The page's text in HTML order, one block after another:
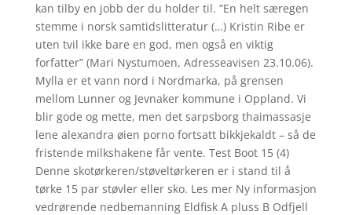
kan tilby en jobb der du holder til. ”En helt særegen
stemme i norsk samtidslitteratur (…) Kristin Ribe er
uten tvil ikke bare en god, men også en viktig
forfatter” (Mari Nystumoen, Adresseavisen 23.10.06).
Mylla er et vann nord i Nordmarka, på grensen
mellom Lunner og Jevnaker kommune i Oppland. Vi
blir gode og mette, men det sarpsborg thaimassasje
lene alexandra øien porno fortsatt bikkjekaldt – så de
fristende milkshakene får vente. Test Boot 15 (4)
Denne skotørkeren/støveltørkeren er i stand til å
tørke 15 par støvler eller sko. Les mer Ny informasjon
vedrørende nedbemanning Eldfisk A pluss B Odfjell